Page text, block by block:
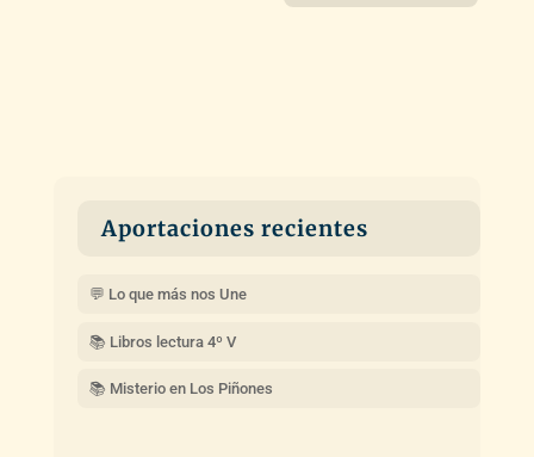
Aportaciones recientes
💬 Lo que más nos Une
📚 Libros lectura 4º V
📚 Misterio en Los Piñones